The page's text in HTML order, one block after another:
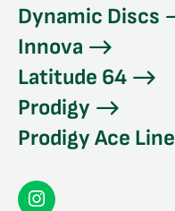
Dynamic Discs
Innova
Latitude 64
Prodigy
Prodigy Ace Line
Seconddisc